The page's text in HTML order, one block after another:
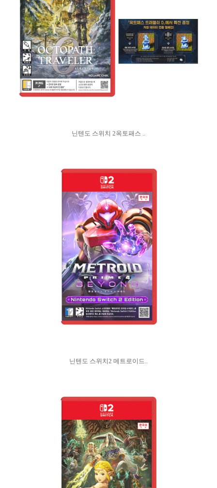
닌텐도 스위치 2옥토패스 ..
닌텐도 스위치2 메트로이드..